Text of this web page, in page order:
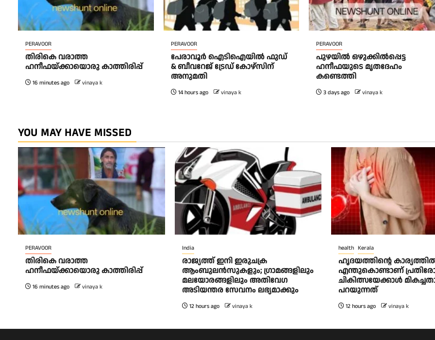
PERAVOOR
തിരികെ വരാത്ത
ഹനീഫയ്ക്കായൊരു കാത്തിരിപ്പ്
16 minutes ago vinaya k
PERAVOOR
പേരാവൂർ ഐടിഐയിൽ ഫുഡ്
& ബീവറേജ് ട്രേഡ് കോഴ്സിന്
അനുമതി
14 hours ago vinaya k
PERAVOOR
പുഴയിൽ ഒഴുക്കിൽപ്പെട്ട
ഹനീഫയുടെ മൃതദേഹം
കണ്ടെത്തി
3 days ago vinaya k
YOU MAY HAVE MISSED
PERAVOOR
തിരികെ വരാത്ത
ഹനീഫയ്ക്കായൊരു കാത്തിരിപ്പ്
16 minutes ago vinaya k
India
രാജ്യത്ത് ഇനി ഇരുചക്ര
ആംബുലന്‍സുകളും; ഗ്രാമങ്ങളിലും
മലയോരങ്ങളിലും അതിവേഗ
അടിയന്തര സേവനം ലഭ്യമാക്കും
12 hours ago vinaya k
health Kerala
ഹൃദയത്തിന്റെ
എന്തുകൊണ്ടാണ്
ചികിത്സയേക്കാൾ
പറയുന്നത്
12 hours ago vinaya k